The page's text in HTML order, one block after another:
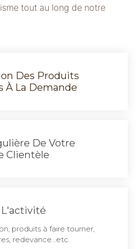
tout au long de notre
Des Produits
À La Demande
De Votre
Clientèle
produits à faire tourner,
redevance...etc.